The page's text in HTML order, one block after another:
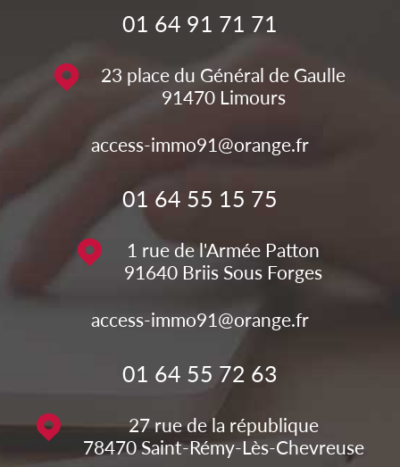
01 64 91 71 71
23 place du Général de Gaulle
91470 Limours
access-immo91@orange.fr
01 64 55 15 75
1 rue de l'Armée Patton
91640 Briis Sous Forges
access-immo91@orange.fr
01 64 55 72 63
27 rue de la république
78470 Saint-Rémy-Lès-Chevreuse